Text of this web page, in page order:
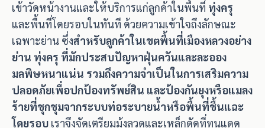
เข้าวัดหน้างานและให้บริการแก่ลูกค้าในพื้นที่ ทุ่งครุ
และพื้นที่โดยรอบในทันที ด้วยความเข้าใจถึงลักษณะ
เฉพาะย่าน ซึ่งสำหรับลูกค้าในเขตพื้นที่เมืองหลวงอย่าง
ย่าน ทุ่งครุ ที่มักประสบปัญหาฝุ่นควันและละออง
มลพิษหนาแน่น รวมถึงความจำเป็นในการเสริมความ
ปลอดภัยเพื่อปกป้องทรัพย์สิน และป้องกันยุงหรือแมลง
ร้ายที่ชุกชุมจากระบบท่อระบายน้ำหรือพื้นที่ชื้นแฉะ
โดยรอบ เราจึงจัดเตรียมมุ้งลวดและเหล็กดัดที่ทนแดด